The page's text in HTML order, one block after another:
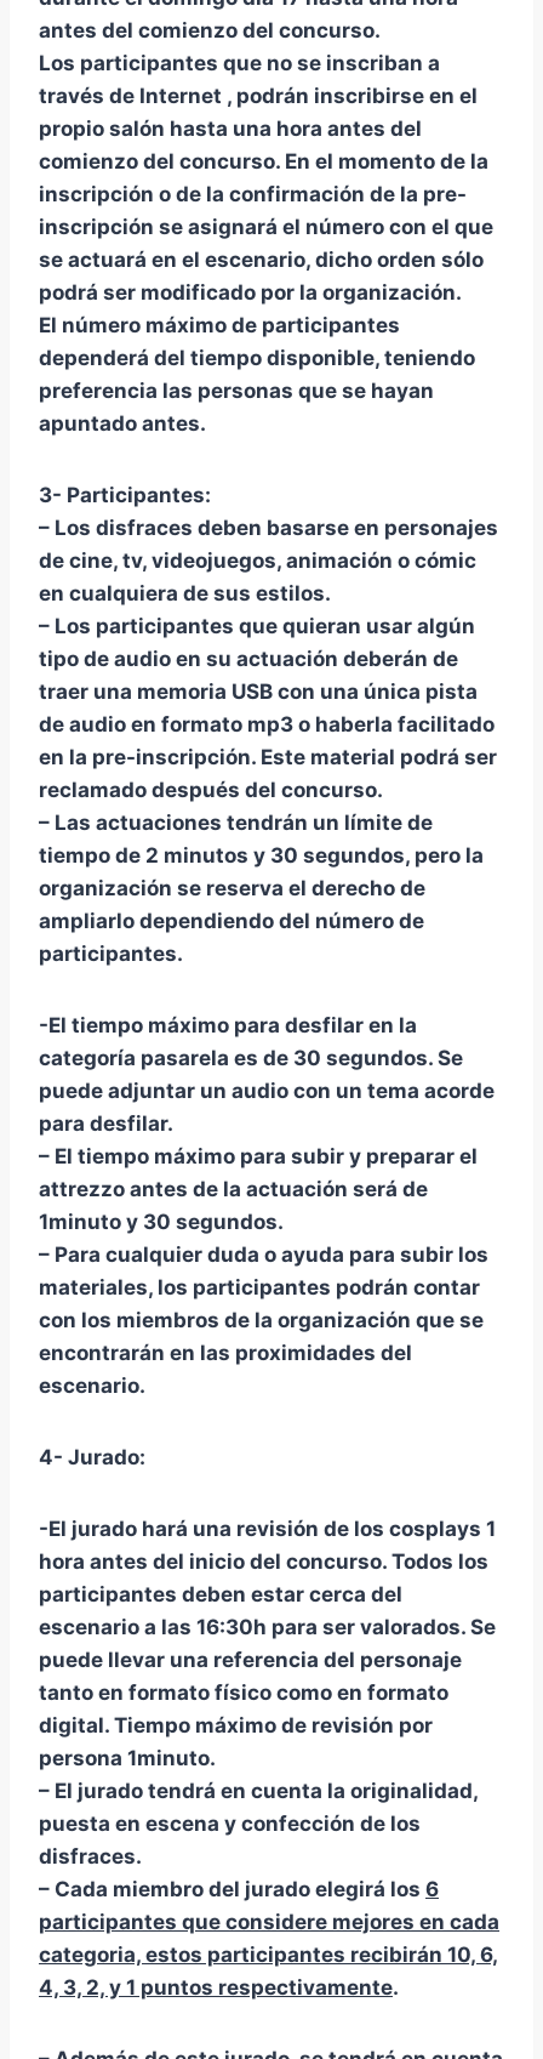
antes del comienzo del concurso.
Los participantes que no se inscriban a
través de Internet , podrán inscribirse en el
propio salón hasta una hora antes del
comienzo del concurso. En el momento de la
inscripción o de la confirmación de la pre-
inscripción se asignará el número con el que
se actuará en el escenario, dicho orden sólo
podrá ser modificado por la organización.
El número máximo de participantes
dependerá del tiempo disponible, teniendo
preferencia las personas que se hayan
apuntado antes.
3- Participantes:
– Los disfraces deben basarse en personajes
de cine, tv, videojuegos, animación o cómic
en cualquiera de sus estilos.
– Los participantes que quieran usar algún
tipo de audio en su actuación deberán de
traer una memoria USB con una única pista
de audio en formato mp3 o haberla facilitado
en la pre-inscripción. Este material podrá ser
reclamado después del concurso.
– Las actuaciones tendrán un límite de
tiempo de 2 minutos y 30 segundos, pero la
organización se reserva el derecho de
ampliarlo dependiendo del número de
participantes.
-El tiempo máximo para desfilar en la
categoría pasarela es de 30 segundos. Se
puede adjuntar un audio con un tema acorde
para desfilar.
– El tiempo máximo para subir y preparar el
attrezzo antes de la actuación será de
1minuto y 30 segundos.
– Para cualquier duda o ayuda para subir los
materiales, los participantes podrán contar
con los miembros de la organización que se
encontrarán en las proximidades del
escenario.
4- Jurado:
-El jurado hará una revisión de los cosplays 1
hora antes del inicio del concurso. Todos los
participantes deben estar cerca del
escenario a las 16:30h para ser valorados. Se
puede llevar una referencia del personaje
tanto en formato físico como en formato
digital. Tiempo máximo de revisión por
persona 1minuto.
– El jurado tendrá en cuenta la originalidad,
puesta en escena y confección de los
disfraces.
– Cada miembro del jurado elegirá los 6
participantes que considere mejores en cada
categoria, estos participantes recibirán 10, 6,
4, 3, 2, y 1 puntos respectivamente.